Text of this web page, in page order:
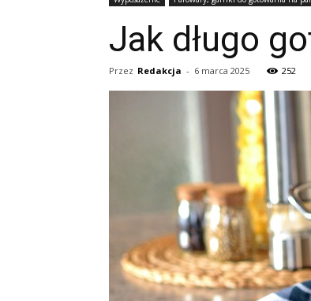
Jak długo
Przez Redakcja - 6 marca 2025 252